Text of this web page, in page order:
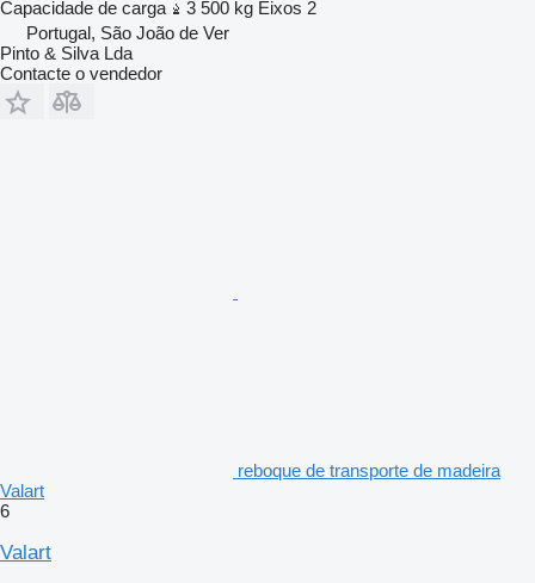
Capacidade de carga
3 500 kg Eixos 2
Portugal, São João de Ver
Pinto & Silva Lda
Contacte o vendedor
reboque de transporte de madeira
Valart
6
Valart